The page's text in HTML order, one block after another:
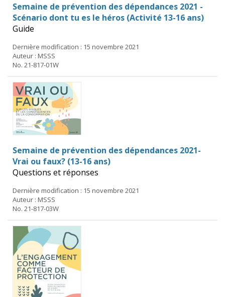
Semaine de prévention des dépendances 2021 -
Scénario dont tu es le héros (Activité 13-16 ans)
Guide
Dernière modification : 15 novembre 2021
Auteur : MSSS
No. 21-817-01W
Semaine de prévention des dépendances 2021-
Vrai ou faux? (13-16 ans)
Questions et réponses
Dernière modification : 15 novembre 2021
Auteur : MSSS
No. 21-817-03W